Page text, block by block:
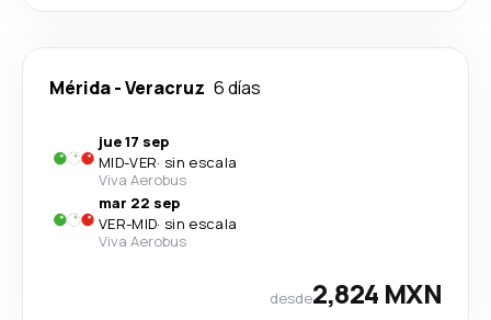
Mérida-Veracruz 6 días
jue 17 sep
MID-VER· sin escala
Viva Aerobus
mar 22 sep
VER-MID· sin escala
Viva Aerobus
desde2,824 MXN